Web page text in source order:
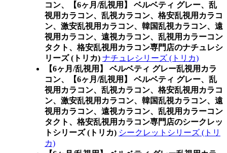
コン、
【6ヶ月/乱視用】 ベルベティ グレー、乱
視用カラコン、乱視カラコン、格安乱視用カラコ
ン、激安乱視用カラコン、韓国乱視カラコン、遠
視用カラコン、遠視カラコン、乱視用カラーコン
タクト、格安乱視用カラコン専門店のナチュレシ
リーズ (トリカ) ナチュレシリーズ (トリカ)
【6ヶ月/乱視用】 ベルベティ グレー乱視用カラ
コン、
【6ヶ月/乱視用】 ベルベティ グレー、乱
視用カラコン、乱視カラコン、格安乱視用カラコ
ン、激安乱視用カラコン、韓国乱視カラコン、遠
視用カラコン、遠視カラコン、乱視用カラーコン
タクト、格安乱視用カラコン専門店のシークレッ
トシリーズ (トリカ) シークレットシリーズ (トリ
カ)